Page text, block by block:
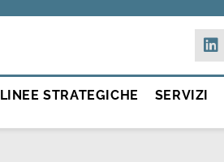
LINEE STRATEGICHE SERVIZI